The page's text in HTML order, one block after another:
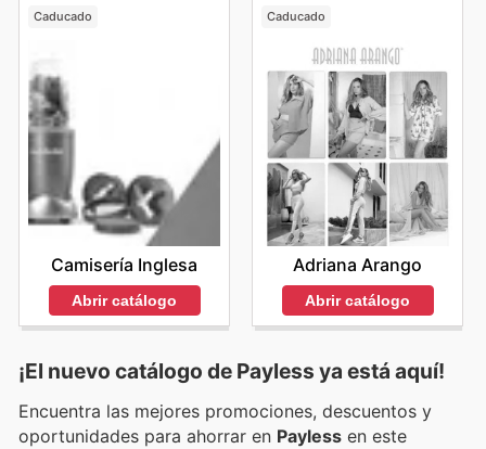
Caducado
Camisería Inglesa
Abrir catálogo
Caducado
Adriana Arango
Abrir catálogo
¡El nuevo catálogo de Payless ya está aquí!
Encuentra las mejores promociones, descuentos y
oportunidades para ahorrar en Payless en este